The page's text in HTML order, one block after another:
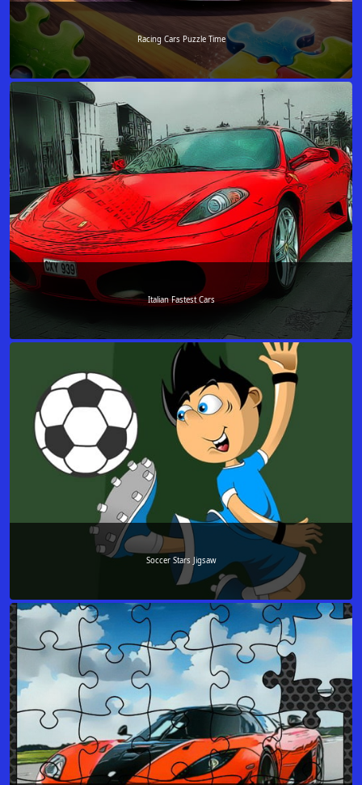
Racing Cars Puzzle Time
Italian Fastest Cars
Soccer Stars Jigsaw